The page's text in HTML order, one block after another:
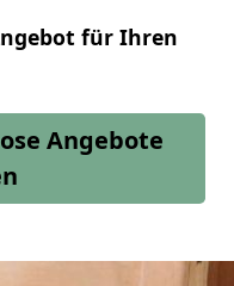
für Ihren
Angebote